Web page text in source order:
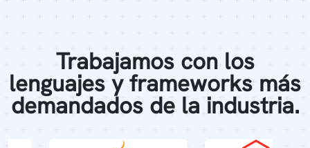
Trabajamos con los
lenguajes y frameworks más
demandados de la industria.